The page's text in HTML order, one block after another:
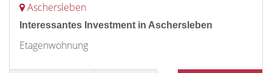
Aschersleben
Interessantes Investment in Aschersleben
Etagenwohnung